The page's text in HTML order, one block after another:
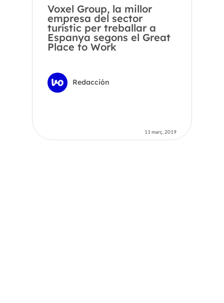
Voxel Group, la millor
empresa del sector
turístic per treballar a
Espanya segons el Great
Place to Work
Redacción
11 març, 2019